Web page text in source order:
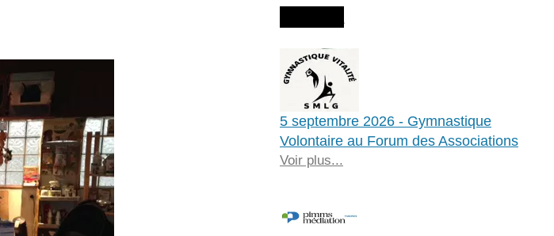
5 septembre 2026 - Gymnastique
Volontaire au Forum des Associations
Voir plus...